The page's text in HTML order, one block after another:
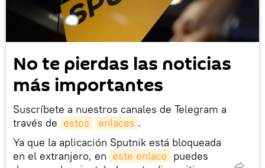
No te pierdas las noticias
más importantes
Suscríbete a nuestros canales de Telegram a
través de estos enlaces .
Ya que la aplicación Sputnik está bloqueada
en el extranjero, en este enlace puedes